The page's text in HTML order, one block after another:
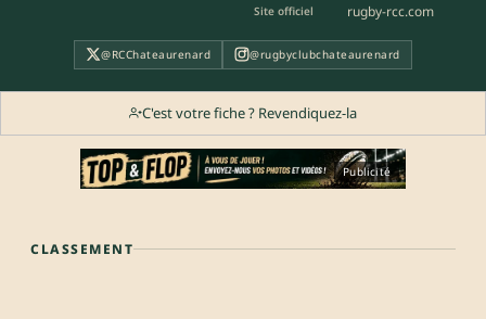
Site officiel rugby-rcc.com
@RCChateaurenard @rugbyclubchateaurenard
C'est votre fiche ? Revendiquez-la
Publicité
CLASSEMENT